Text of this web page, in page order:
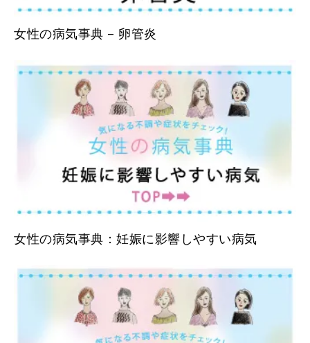
女性の病気事典 – 卵管炎
女性の病気事典：妊娠に影響しやすい病気